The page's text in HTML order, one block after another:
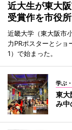
近大生が東大
受賞作を市役
近畿大学（東大阪市
力PRポスターとシ
1）で始まった。
学ぶ
東
み中